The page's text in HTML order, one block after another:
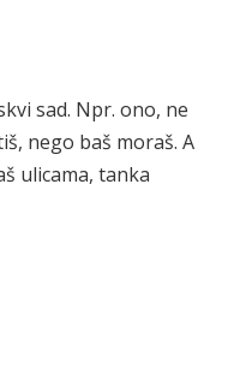
sad. Npr. ono, ne
nego baš moraš. A
ulicama, tanka